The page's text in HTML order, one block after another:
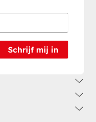
Schrijf mij in